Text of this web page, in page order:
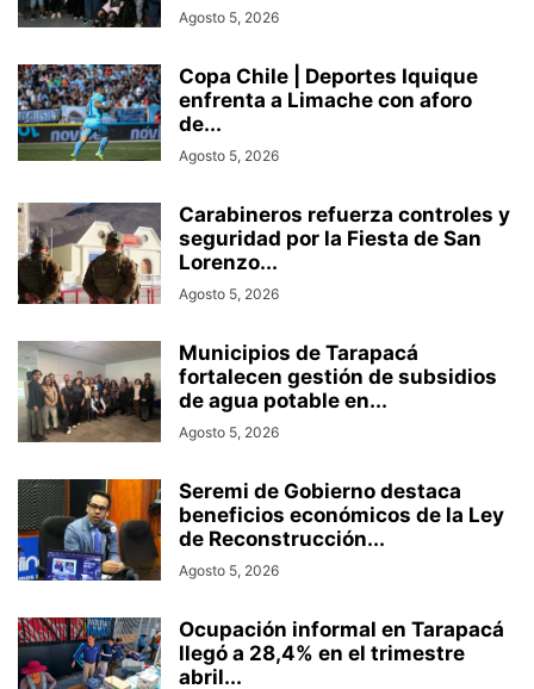
Agosto 5, 2026
Copa Chile | Deportes Iquique
enfrenta a Limache con aforo
de...
Agosto 5, 2026
Carabineros refuerza controles y
seguridad por la Fiesta de San
Lorenzo...
Agosto 5, 2026
Municipios de Tarapacá
fortalecen gestión de subsidios
de agua potable en...
Agosto 5, 2026
Seremi de Gobierno destaca
beneficios económicos de la Ley
de Reconstrucción...
Agosto 5, 2026
Ocupación informal en Tarapacá
llegó a 28,4% en el trimestre
abril...